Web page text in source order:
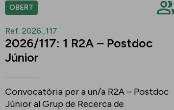
OBERT
Ref. 2026_117
2026/117: 1 R2A – Postdoc
Júnior
Convocatòria per a un/a R2A – Postdoc
Júnior al Grup de Recerca de